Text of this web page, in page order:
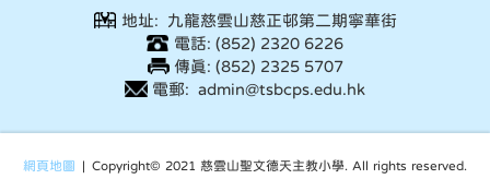
地址: 九龍慈雲山慈正邨第二期寧華街
電話: (852) 2320 6226
傳真: (852) 2325 5707
電郵: admin@tsbcps.edu.hk
網頁地圖 | Copyright© 2021 慈雲山聖文德天主教小學. All rights reserved.